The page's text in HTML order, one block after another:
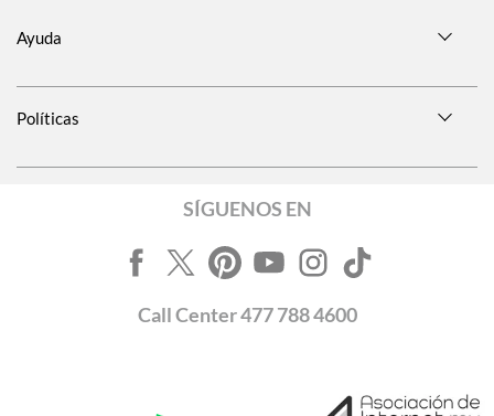
Ayuda
Políticas
SÍGUENOS EN
CallCenter477 788 4600